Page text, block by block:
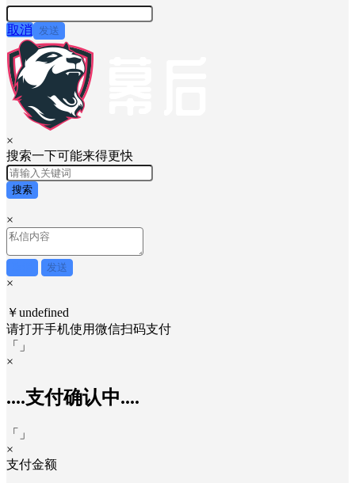
取消 发送
×
搜索一下可能来得更快
搜索
×
发送
×
￥undefined
请打开手机使用微信扫码支付
「
」
×
....支付确认中....
「
」
×
支付金额